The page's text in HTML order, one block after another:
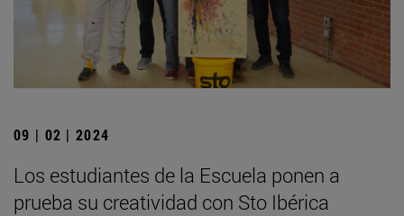
09 | 02 | 2024
Los estudiantes de la Escuela ponen a
prueba su creatividad con Sto Ibérica